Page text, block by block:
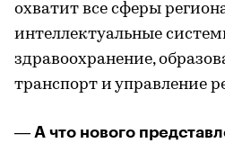
охватит все сферы
интеллектуальные
здравоохранение,
транспорт и управление
— А что нового